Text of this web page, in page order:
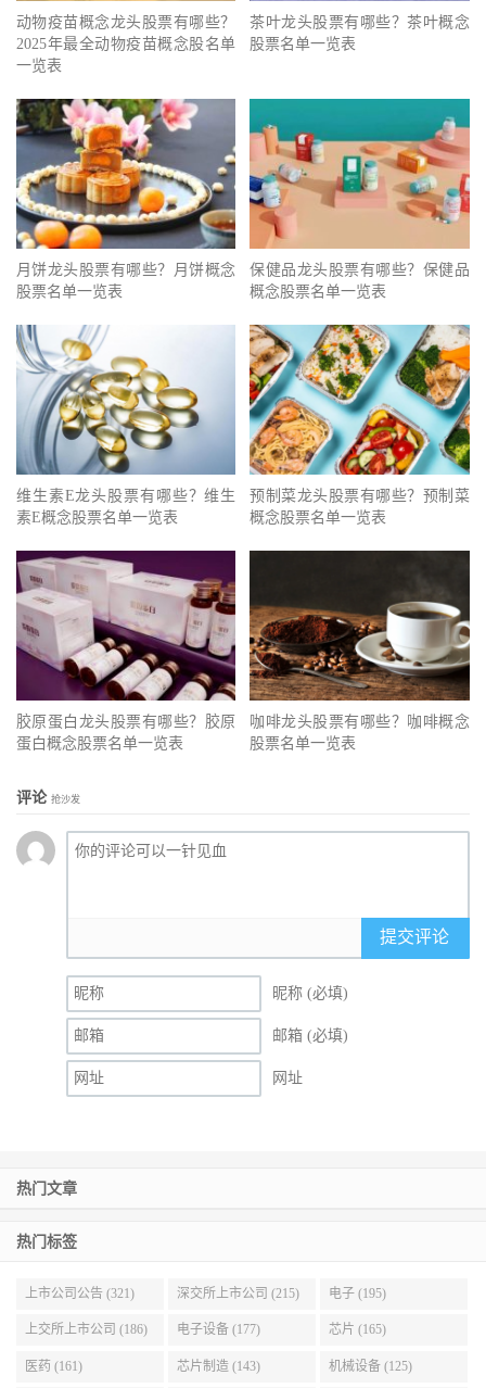
动物疫苗概念龙头股票有哪些？
2025年最全动物疫苗概念股名单
一览表
茶叶龙头股票有哪些？茶叶概念
股票名单一览表
月饼龙头股票有哪些？月饼概念
股票名单一览表
保健品龙头股票有哪些？保健品
概念股票名单一览表
维生素E龙头股票有哪些？维生
素E概念股票名单一览表
预制菜龙头股票有哪些？预制菜
概念股票名单一览表
胶原蛋白龙头股票有哪些？胶原
蛋白概念股票名单一览表
咖啡龙头股票有哪些？咖啡概念
股票名单一览表
评论 抢沙发
提交评论
昵称 (必填)
邮箱 (必填)
网址
热门文章
热门标签
上市公司公告 (321) 深交所上市公司 (215) 电子 (195)
上交所上市公司 (186) 电子设备 (177) 芯片 (165)
医药 (161) 芯片制造 (143) 机械设备 (125)